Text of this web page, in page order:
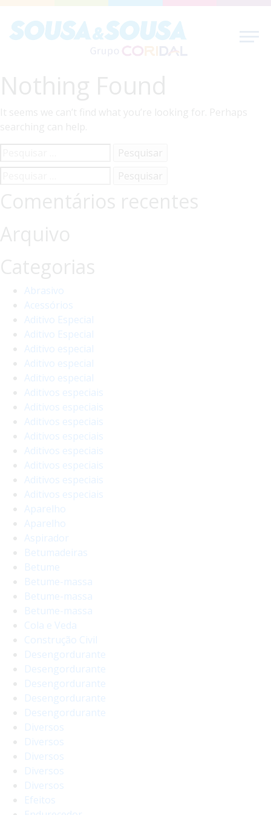
Abrasivo
Acessórios
Aditivo Especial
Aditivo Especial
Aditivo especial
Aditivo especial
Aditivo especial
Aditivos especiais
Aditivos especiais
Aditivos especiais
Aditivos especiais
Aditivos especiais
Aditivos especiais
Aditivos especiais
Aditivos especiais
Aparelho
Aparelho
Aspirador
Betumadeiras
Betume
Betume-massa
Betume-massa
Betume-massa
Cola e Veda
Construção Civil
Desengordurante
Desengordurante
Desengordurante
Desengordurante
Desengordurante
Diversos
Diversos
Diversos
Diversos
Diversos
Efeitos